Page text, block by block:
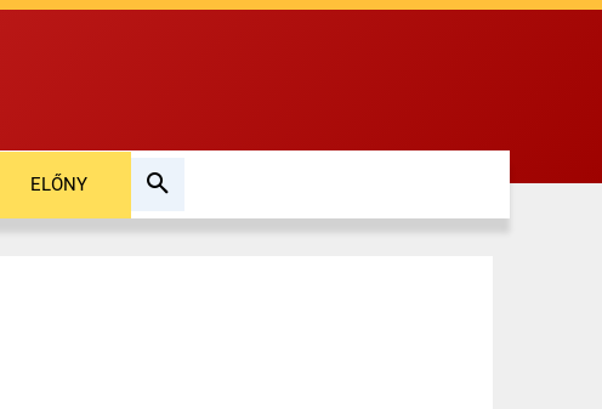
ELŐNY